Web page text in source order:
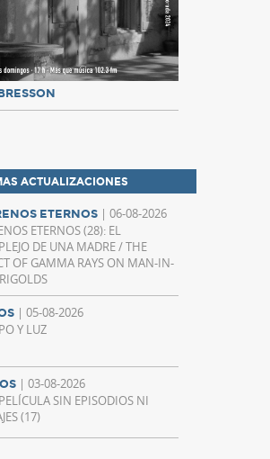
ACTUALIZACIONES
ETERNOS | 06-08-2026
ETERNOS (28): EL
DE UNA MADRE / THE
OF GAMMA RAYS ON MAN-IN-
| 05-08-2026
Y LUZ
| 03-08-2026
SIN EPISODIOS NI
(17)